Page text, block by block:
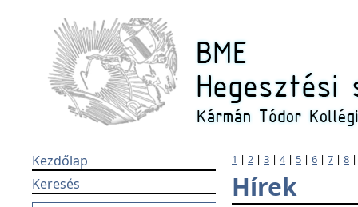
Kezdőlap
Keresés
1 | 2 | 3 | 4| 5 | 6 | 7 | 8
Hírek